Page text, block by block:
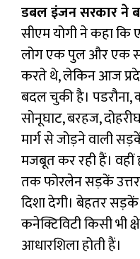
डबल इंजन सरकार ने
सीएम योगी ने कहा
लोग एक पुल और एक
करते थे, लेकिन आज
बदल चुकी है। पडरौना,
सोनूघाट, बरहज,
मार्ग से जोड़ने वाली
मजबूत कर रही हैं। वहीं
तक फोरलेन सड़कें
दिशा देगी। बेहतर
कनेक्टिविटी किसी भी
आधारशिला होती हैं।